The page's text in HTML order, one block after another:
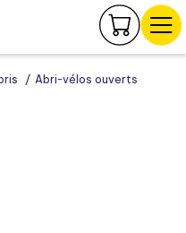
Abri-vélos ouverts